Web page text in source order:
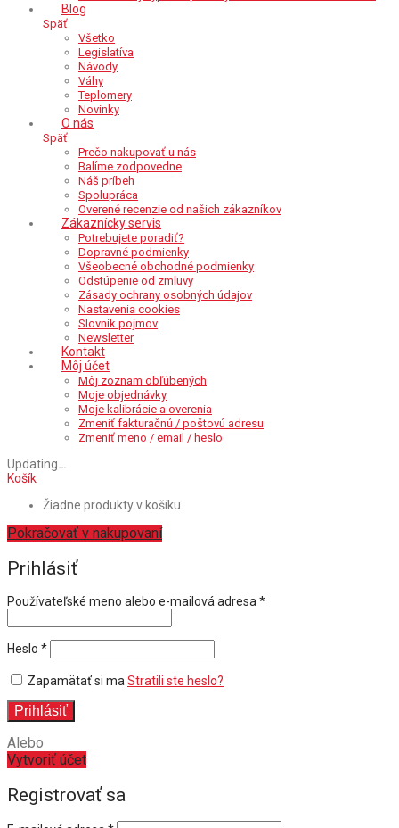
Blog
Späť
Všetko
Legislatíva
Návody
Váhy
Teplomery
Novinky
O nás
Späť
Prečo nakupovať u nás
Balíme zodpovedne
Náš príbeh
Spolupráca
Overené recenzie od našich zákazníkov
Zákaznícky servis
Potrebujete poradiť?
Dopravné podmienky
Všeobecné obchodné podmienky
Odstúpenie od zmluvy
Zásady ochrany osobných údajov
Nastavenia cookies
Slovník pojmov
Newsletter
Kontakt
Môj účet
Môj zoznam obľúbených
Moje objednávky
Moje kalibrácie a overenia
Zmeniť fakturačnú / poštovú adresu
Zmeniť meno / email / heslo
Updating…
Košík
Žiadne produkty v košíku.
Pokračovať v nakupovaní
Prihlásiť
Používateľské meno alebo e-mailová adresa *Povinné
Heslo *Povinné
Zapamätať si ma Stratili ste heslo?
Prihlásiť
Alebo
Vytvoriť účet
Registrovať sa